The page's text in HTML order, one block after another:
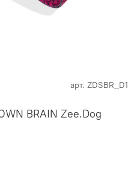
арт. ZDSBR_D1
BRAIN Zee.Dog